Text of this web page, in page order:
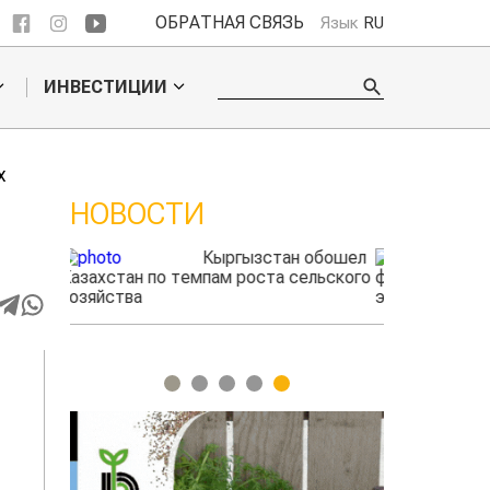
ОБРАТНАЯ СВЯЗЬ Язык RU
ИНВЕСТИЦИИ
НОВОСТИ
Казахстанские
фермеры заработали $35 млн на
экспорте чечевицы
1 2 3 4 5